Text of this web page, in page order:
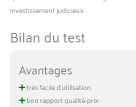
investissement judicieux.
Bilan du test
Avantages
très facile d’utilisation
bon rapport qualité-prix